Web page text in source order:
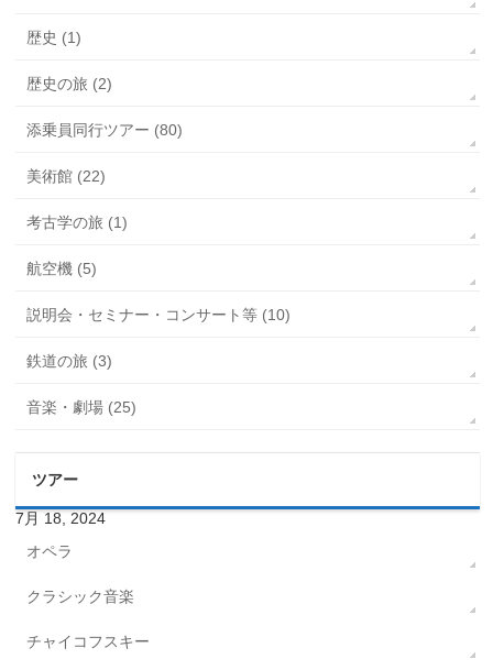
歴史 (1)
歴史の旅 (2)
添乗員同行ツアー (80)
美術館 (22)
考古学の旅 (1)
航空機 (5)
説明会・セミナー・コンサート等 (10)
鉄道の旅 (3)
音楽・劇場 (25)
ツアー
7月 18, 2024
オペラ
クラシック音楽
チャイコフスキー